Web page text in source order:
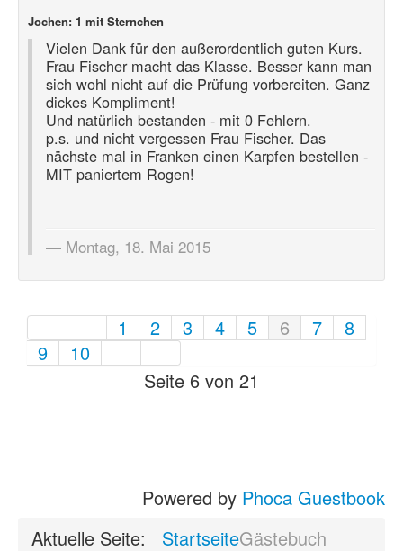
Jochen: 1 mit Sternchen
Vielen Dank für den außerordentlich guten Kurs.
Frau Fischer macht das Klasse. Besser kann man
sich wohl nicht auf die Prüfung vorbereiten. Ganz
dickes Kompliment!
Und natürlich bestanden - mit 0 Fehlern.
p.s. und nicht vergessen Frau Fischer. Das
nächste mal in Franken einen Karpfen bestellen -
MIT paniertem Rogen!
Montag, 18. Mai 2015
1 2 3 4 5 6 7
8
9
10
Seite 6 von 21
Powered by Phoca Guestbook
Aktuelle Seite:
StartseiteGästebuch